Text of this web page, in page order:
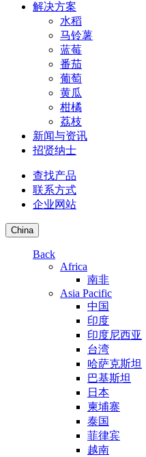
解决方案
水稻
马铃薯
蓝莓
番茄
葡萄
黄瓜
柑橘
荔枝
新闻与资讯
招贤纳士
查找产品
联系方式
企业网站
China
Back
Africa
南非
Asia Pacific
中国
印度
印度尼西亚
台湾
哈萨克斯坦
巴基斯坦
日本
柬埔寨
泰国
菲律宾
越南